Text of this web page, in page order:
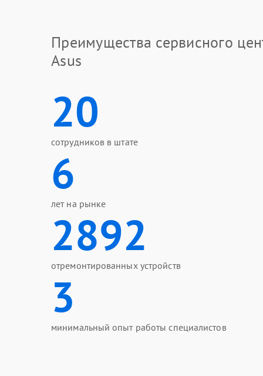
Преимущества сервисного
Asus
20
сотрудников в штате
6
лет на рынке
2892
отремонтированных устройств
3
минимальный опыт работы специалистов